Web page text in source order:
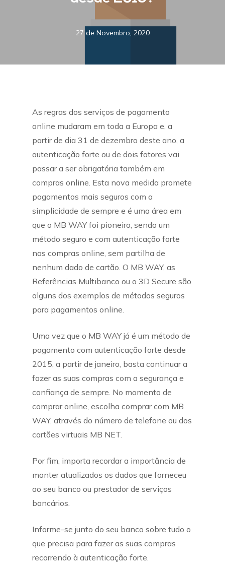
27 de Novembro, 2020
As regras dos serviços de pagamento
online mudaram em toda a Europa e, a
partir de dia 31 de dezembro deste ano, a
autenticação forte ou de dois fatores vai
passar a ser obrigatória também em
compras online. Esta nova medida promete
pagamentos mais seguros com a
simplicidade de sempre e é uma área em
que o MB WAY foi pioneiro, sendo um
método seguro e com autenticação forte
nas compras online, sem partilha de
nenhum dado de cartão. O MB WAY, as
Referências Multibanco ou o 3D Secure são
alguns dos exemplos de métodos seguros
para pagamentos online.
Uma vez que o MB WAY já é um método de
pagamento com autenticação forte desde
2015, a partir de janeiro, basta continuar a
fazer as suas compras com a segurança e
confiança de sempre. No momento de
comprar online, escolha comprar com MB
WAY, através do número de telefone ou dos
cartões virtuais MB NET.
Por fim, importa recordar a importância de
manter atualizados os dados que forneceu
ao seu banco ou prestador de serviços
bancários.
Informe-se junto do seu banco sobre tudo o
que precisa para fazer as suas compras
recorrendo à autenticação forte.